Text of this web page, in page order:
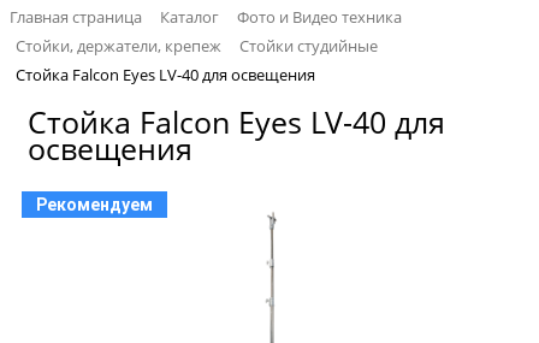
Главная страница Каталог
Фото и Видео техника
Стойки, держатели, крепеж
Стойки студийные
Стойка Falcon Eyes LV-40 для освещения
Стойка Falcon Eyes LV-40 для
освещения
Рекомендуем